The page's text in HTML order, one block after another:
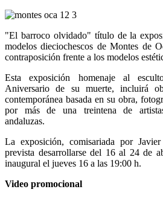
"El barroco olvidado" título de la
modelos dieciochescos de Montes de
contraposición frente a los modelos
Esta exposición homenaje al
Aniversario de su muerte, incluirá
contemporánea basada en su obra,
por más de una treintena de
andaluzas.
La exposición, comisariada por
prevista desarrollarse del 16 al 24 de
inaugural el jueves 16 a las 19:00 h.
Video promocional